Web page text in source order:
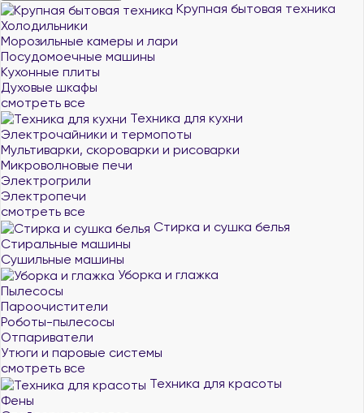
Крупная бытовая техника
Холодильники
Морозильные камеры и лари
Посудомоечные машины
Кухонные плиты
Духовые шкафы
смотреть все
Техника для кухни
Электрочайники и термопоты
Мультиварки, скороварки и рисоварки
Микроволновые печи
Электрогрили
Электропечи
смотреть все
Стирка и сушка белья
Стиральные машины
Сушильные машины
Уборка и глажка
Пылесосы
Пароочистители
Роботы-пылесосы
Отпариватели
Утюги и паровые системы
смотреть все
Техника для красоты
Фены